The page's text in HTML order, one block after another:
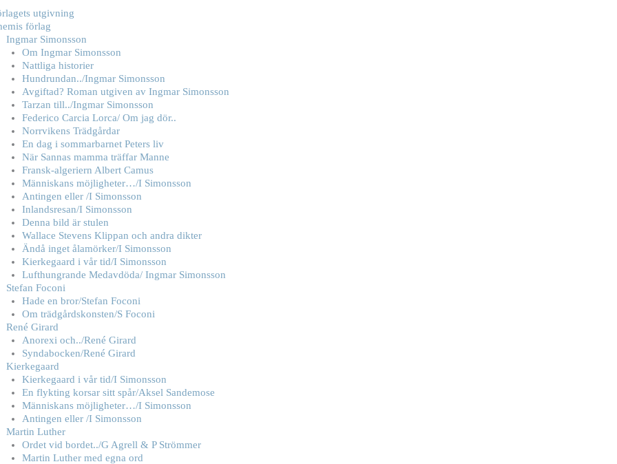
utgivning
förlag
Ingmar Simonsson
Om Ingmar Simonsson
Nattliga historier
Hundrundan../Ingmar Simonsson
Avgiftad? Roman utgiven av Ingmar Simonsson
Tarzan till../Ingmar Simonsson
Federico Carcia Lorca/ Om jag dör..
Norrvikens Trädgårdar
En dag i sommarbarnet Peters liv
När Sannas mamma träffar Manne
Fransk-algeriern Albert Camus
Människans möjligheter…/I Simonsson
Antingen eller /I Simonsson
Inlandsresan/I Simonsson
Denna bild är stulen
Wallace Stevens Klippan och andra dikter
Ändå inget ålamörker/I Simonsson
Kierkegaard i vår tid/I Simonsson
Lufthungrande Medavdöda/ Ingmar Simonsson
Stefan Foconi
Hade en bror/Stefan Foconi
Om trädgårdskonsten/S Foconi
René Girard
Anorexi och../René Girard
Syndabocken/René Girard
Kierkegaard
Kierkegaard i vår tid/I Simonsson
En flykting korsar sitt spår/Aksel Sandemose
Människans möjligheter…/I Simonsson
Antingen eller /I Simonsson
Martin Luther
Ordet vid bordet../G Agrell & P Strömmer
Martin Luther med egna ord